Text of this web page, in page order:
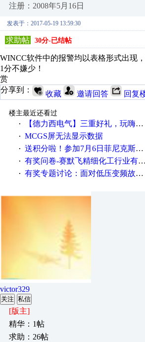
注册：2008年5月16日
发表于：2017-05-19 13:59:30
求助帖 30分-已结帖
WINCC软件中的报警均以表格形式出现
1分不嫌少！
赏
分享到：
收藏 邀请回答 回复
楼主最近还看过
·
【德力西电气】三重好礼，玩嗨夏日！
· MCGS屏无法显示数据
· 送积分啦！参加7月6日菲尼克斯在线研讨会即得
· 有奖问卷-赛默飞精细化工行业有奖调查来袭！
· 有奖专题讨论：面对低压变频故障，老手是这样解决的！
victor329
关注 私信
[版主]
精华：1帖
求助：26帖